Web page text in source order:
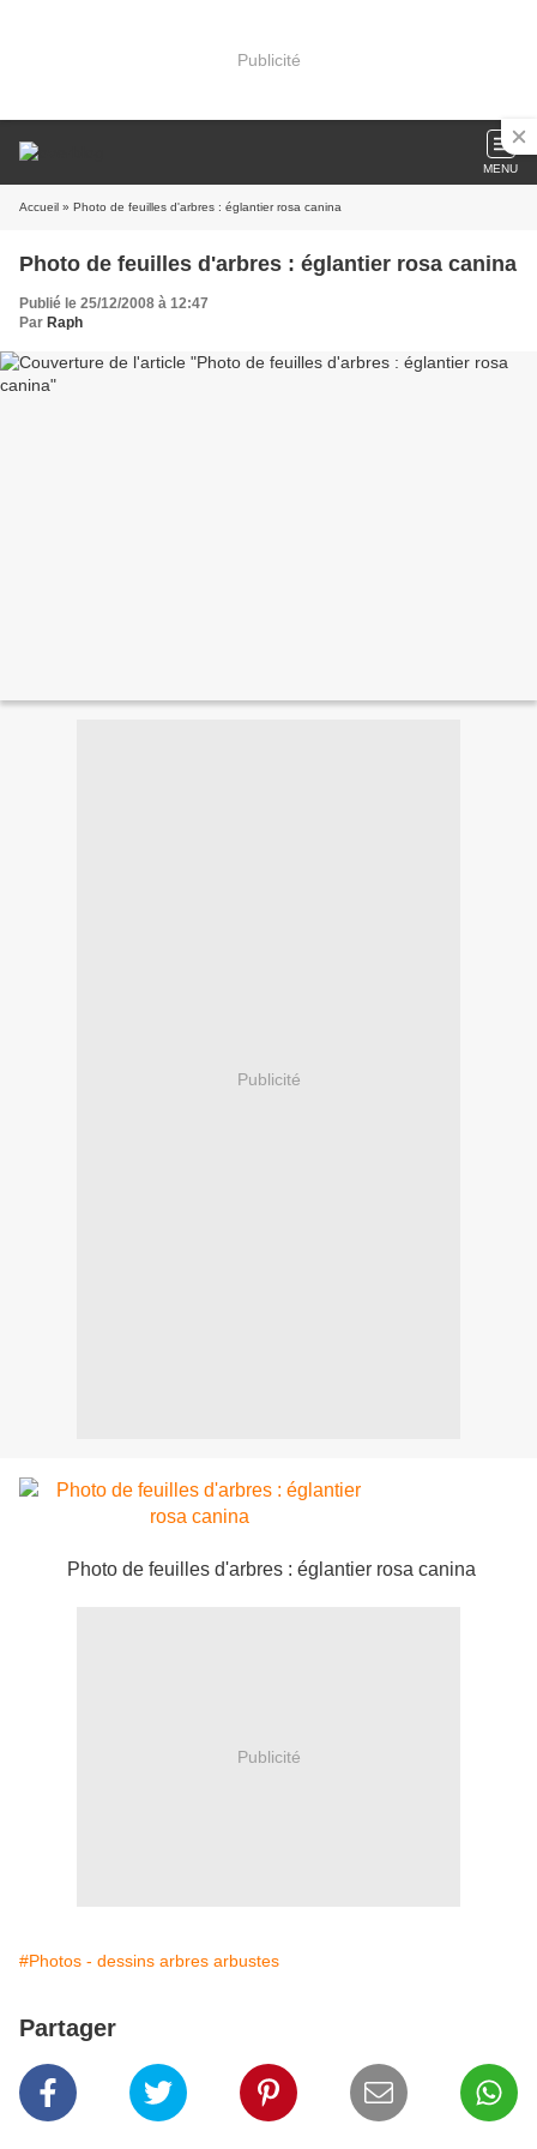
Publicité
MENU
Accueil » Photo de feuilles d'arbres : églantier rosa canina
Photo de feuilles d'arbres : églantier rosa canina
Publié le 25/12/2008 à 12:47
Par Raph
Publicité
Photo de feuilles d'arbres : églantier rosa canina
Publicité
#Photos - dessins arbres arbustes
Partager